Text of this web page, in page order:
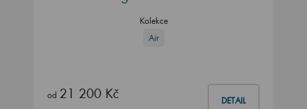
Kolekce
Air
od 21 200 Kč DETAIL